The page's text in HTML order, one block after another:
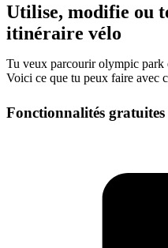
Utilise, modifie ou
itinéraire vélo
Tu veux parcourir olympic park
Voici ce que tu peux faire avec
Fonctionnalités gratuites